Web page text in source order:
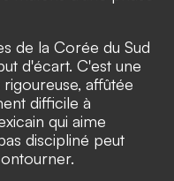
de la Corée du Sud
d'écart. C'est une
affûtée
difficile à
qui aime
discipliné peut